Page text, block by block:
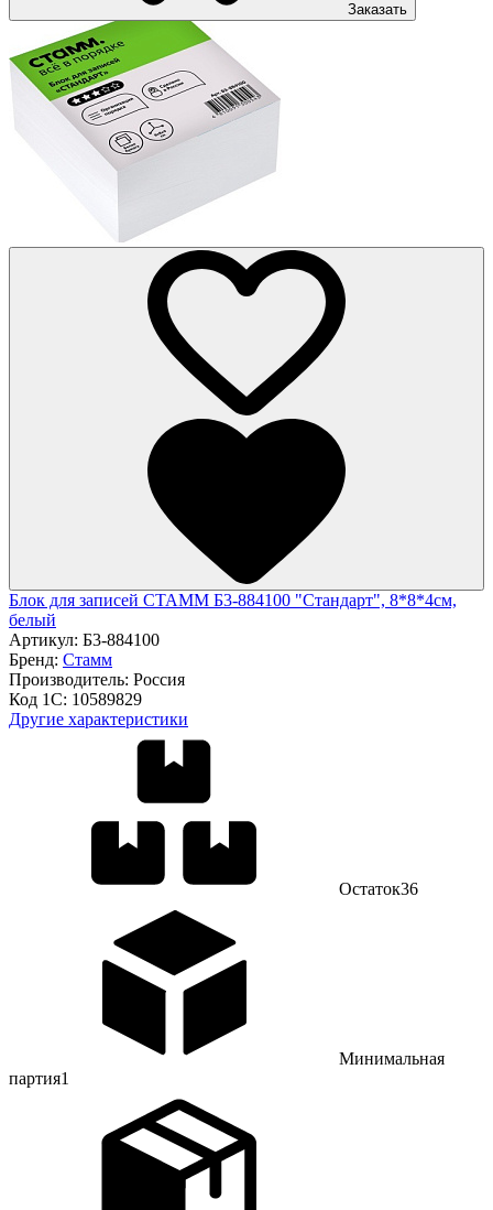
Заказать
Блок для записей СТАММ Б3-884100 "Стандарт", 8*8*4см,
белый
Артикул: Б3-884100
Бренд: Стамм
Производитель: Россия
Код 1С: 10589829
Другие характеристики
Остаток36
Минимальная
партия1